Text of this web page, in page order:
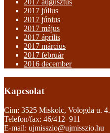
2017 július
2017 június
2017 május
2017 április
2017 március
2017 február
2016 december
Kapcsolat
Cím: 3525 Miskolc, Vologda u. 4.
Telefon/fax: 46/412–911
E-mail: ujmisszio@ujmisszio.hu